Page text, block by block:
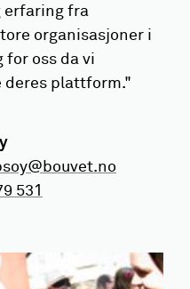
erfaring fra
organisasjoner i
for oss da vi
deres plattform."
531